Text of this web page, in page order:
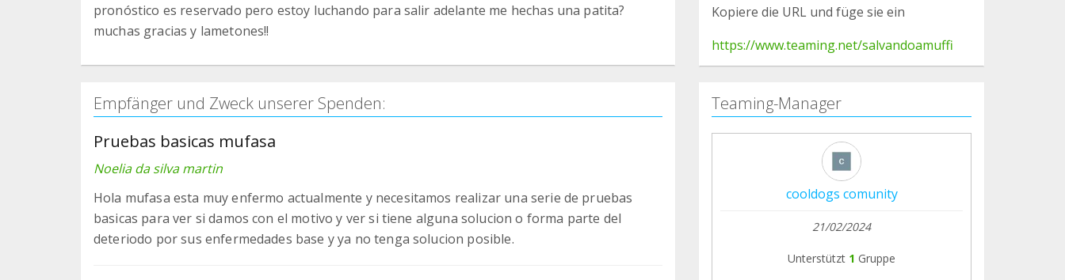
pronóstico es reservado pero estoy luchando para salir adelante me hechas una patita?
muchas gracias y lametones!!
Empfänger und Zweck unserer Spenden:
Pruebas basicas mufasa
Noelia da silva martin
Hola mufasa esta muy enfermo actualmente y necesitamos realizar una serie de pruebas
basicas para ver si damos con el motivo y ver si tiene alguna solucion o forma parte del
Kopiere die URL und füge sie ein
https://www.teaming.net/salvandoamuffi
Teaming-Manager
cooldogs comunity
21/02/2024
Unterstützt 1 Gruppe